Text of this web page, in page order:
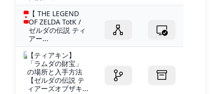
【 THE LEGEND
OF ZELDA TotK /
ゼルダの伝説 ティ
アー...
【ティアキン】
「ラムダの財宝」
の場所と入手方法
【ゼルダの伝説 テ
ィアーズオブザキ...